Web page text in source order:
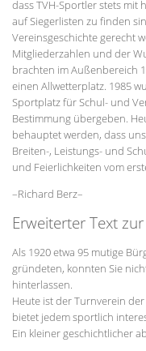
dass TVH-Sportler stets
auf Siegerlisten zu finden
Vereinsgeschichte gerecht
Mitgliederzahlen und der
brachten im Außenbereich
einen Allwetterplatz. 1985
Sportplatz für Schul- und
Bestimmung übergeben.
behauptet werden, dass
Breiten-, Leistungs- und
und Feierlichkeiten vom
–Richard Berz–
Erweiterter Text
Als 1920 etwa 95 mutige
gründeten, konnten Sie
hinterlassen.
Heute ist der Turnverein
bietet jedem sportlich
Ein kleiner geschichtlicher